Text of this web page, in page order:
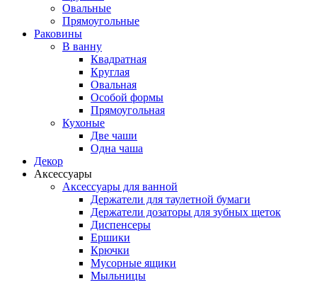
Овальные
Прямоугольные
Раковины
В ванну
Квадратная
Круглая
Овальная
Особой формы
Прямоугольная
Кухоные
Две чаши
Одна чаша
Декор
Аксессуары
Аксессуары для ванной
Держатели для таулетной бумаги
Держатели дозаторы для зубных щеток
Диспенсеры
Ершики
Крючки
Мусорные ящики
Мыльницы